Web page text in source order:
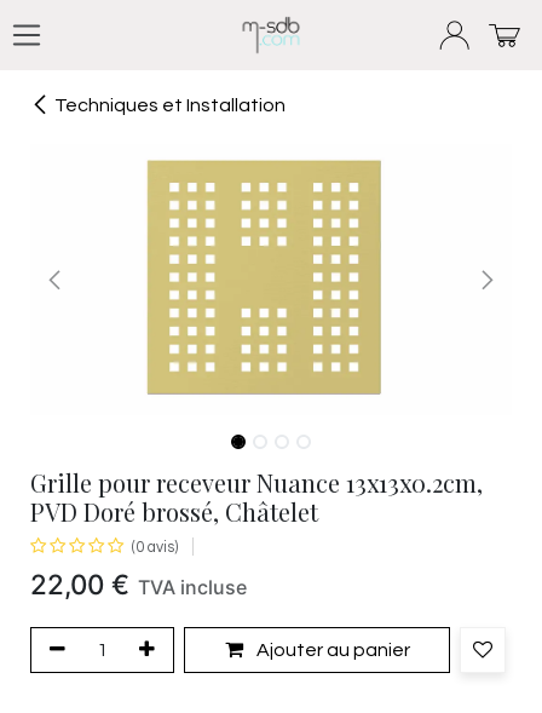
Techniques et Installation
Grille pour receveur Nuance 13x13x0.2cm,
PVD Doré brossé, Châtelet
(0 avis)
22,00 € TVA incluse
Ajouter au panier